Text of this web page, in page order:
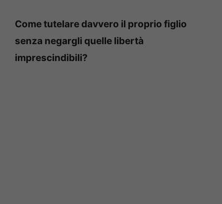
Come tutelare davvero il proprio figlio
senza negargli quelle libertà
imprescindibili?